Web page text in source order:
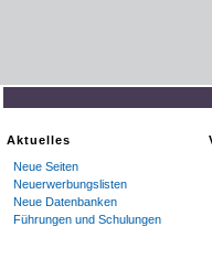
Aktuelles
Neue Seiten
Neuerwerbungslisten
Neue Datenbanken
Führungen und Schulungen